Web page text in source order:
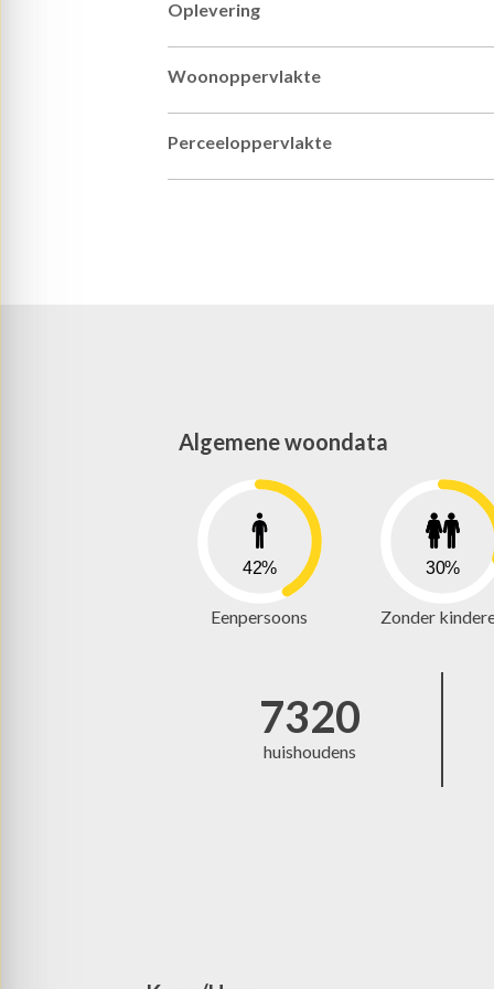
Oplevering
Woonoppervlakte
Perceeloppervlakte
Soort woning
Algemene woondata
42%
Eenpersoons
30%
Zonder
7320
huishoudens